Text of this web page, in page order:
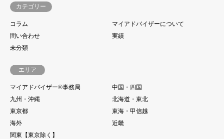
カテゴリー
コラム
マイアドバイザーについて
問い合わせ
実績
未分類
エリア
マイアドバイザー®事務局
中国・四国
九州・沖縄
北海道・東北
東京都
東海・甲信越
海外
近畿
関東【東京除く】